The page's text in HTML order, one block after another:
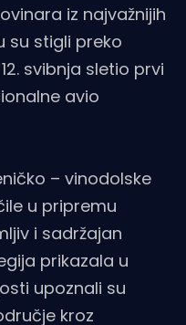
iz najvažnijih
su stigli preko
svibnja sletio prvi
avio
– vinodolske
u pripremu
i sadržajan
prikazala u
upoznali su
kroz